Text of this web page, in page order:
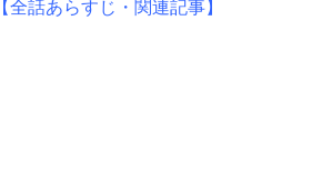
【全話あらすじ・関連記事】